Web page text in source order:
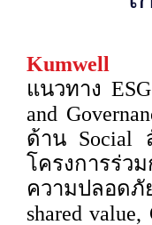
Kumwell ขั
แนวทาง
and
ด้าน Social
โครงการร่ว
ความปลอ
shared